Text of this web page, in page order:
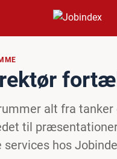
alt fra
til
hos